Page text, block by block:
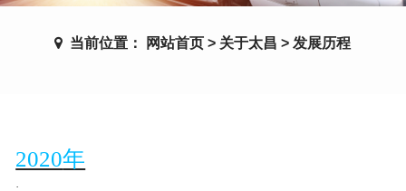
当前位置： 网站首页 > 关于太昌 >发展历程
2020年
·